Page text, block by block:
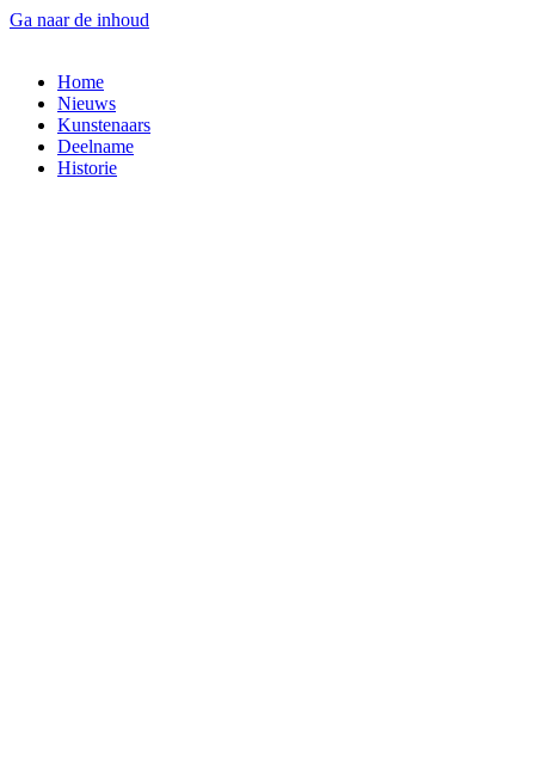
Ga naar de inhoud
Home
Nieuws
Kunstenaars
Deelname
Historie